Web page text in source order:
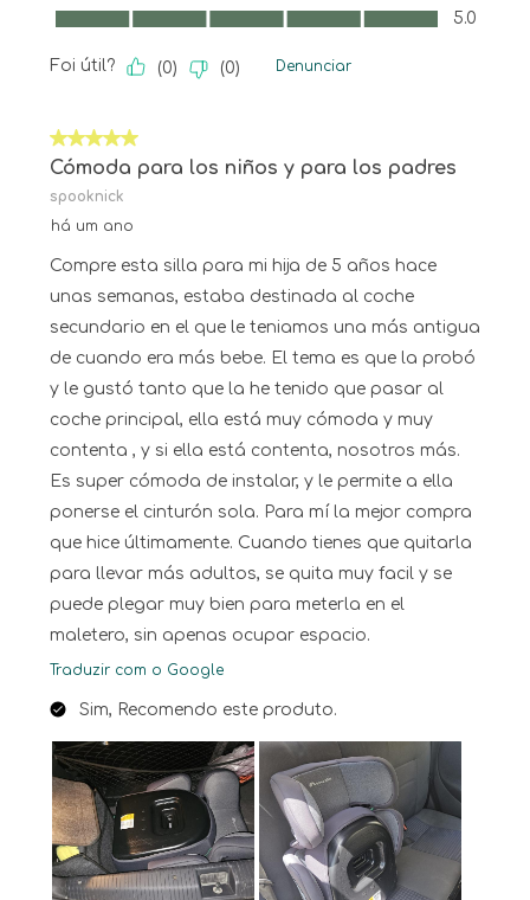
Qualidade, 5.0 em 5
5.0
Foi útil? (0) (0) Denunciar
5 em 5 estrelas.
Cómoda para los niños y para los padres
spooknick
há um ano
Compre esta silla para mi hija de 5 años hace
unas semanas, estaba destinada al coche
secundario en el que le teniamos una más antigua
de cuando era más bebe. El tema es que la probó
y le gustó tanto que la he tenido que pasar al
coche principal, ella está muy cómoda y muy
contenta , y si ella está contenta, nosotros más.
Es super cómoda de instalar, y le permite a ella
ponerse el cinturón sola. Para mí la mejor compra
que hice últimamente. Cuando tienes que quitarla
para llevar más adultos, se quita muy facil y se
puede plegar muy bien para meterla en el
maletero, sin apenas ocupar espacio.
Traduzir com o Google
Sim, Recomendo este produto.